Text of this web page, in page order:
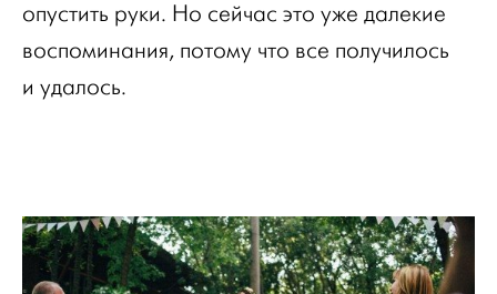
опустить руки. Но сейчас это уже далекие
воспоминания, потому что все получилось
и удалось.